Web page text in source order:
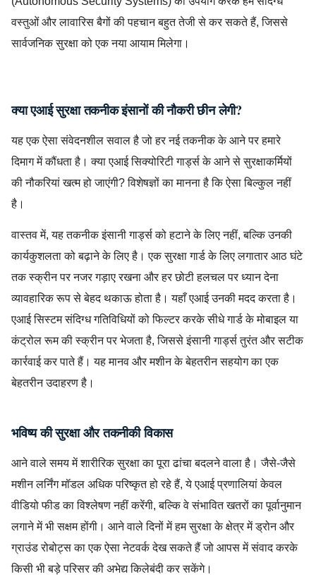
वस्तुओं और लावारिस बैगों की पहचान बहुत तेजी से कर सकते हैं, जिससे
सार्वजनिक सुरक्षा को एक नया आयाम मिलेगा।
क्या एआई सुरक्षा तकनीक इंसानों की नौकरी छीन लेगी?
यह एक ऐसा संवेदनशील सवाल है जो हर नई तकनीक के आने पर हमारे
दिमाग में कौंधता है। क्या एआई सिक्योरिटी गार्ड्स के आने से सुरक्षाकर्मियों
की नौकरियां खत्म हो जाएंगी? विशेषज्ञों का मानना है कि ऐसा बिल्कुल नहीं
है।
वास्तव में, यह तकनीक इंसानी गार्ड्स को हटाने के लिए नहीं, बल्कि उनकी
कार्यकुशलता को बढ़ाने के लिए है। एक सुरक्षा गार्ड के लिए लगातार आठ घंटे
तक स्क्रीन पर नजर गड़ाए रखना और हर छोटी हलचल पर ध्यान देना
व्यावहारिक रूप से बेहद थकाऊ होता है। यहाँ एआई उनकी मदद करता है।
एआई सिस्टम संदिग्ध गतिविधियों को फिल्टर करके सीधे गार्ड के मोबाइल या
कंट्रोल रूम की स्क्रीन पर भेजता है, जिससे इंसानी गार्ड्स तुरंत और सटीक
कार्रवाई कर पाते हैं। यह मानव और मशीन के बेहतरीन सहयोग का एक
बेहतरीन उदाहरण है।
भविष्य की सुरक्षा और तकनीकी विकास
आने वाले समय में शारीरिक सुरक्षा का पूरा ढांचा बदलने वाला है। जैसे-जैसे
मशीन लर्निंग मॉडल अधिक परिष्कृत हो रहे हैं, ये एआई प्रणालियां केवल
वीडियो फीड का विश्लेषण नहीं करेंगी, बल्कि वे संभावित खतरों का पूर्वानुमान
लगाने में भी सक्षम होंगी। आने वाले दिनों में हम सुरक्षा के क्षेत्र में ड्रोन और
ग्राउंड रोबोट्स का एक ऐसा नेटवर्क देख सकते हैं जो आपस में संवाद करके
किसी भी बड़े परिसर की अभेद्य किलेबंदी कर सकेंगे।